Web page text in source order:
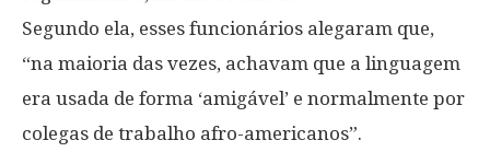
Segundo ela, esses funcionários alegaram que,
“na maioria das vezes, achavam que a linguagem
era usada de forma ‘amigável’ e normalmente por
colegas de trabalho afro-americanos”.